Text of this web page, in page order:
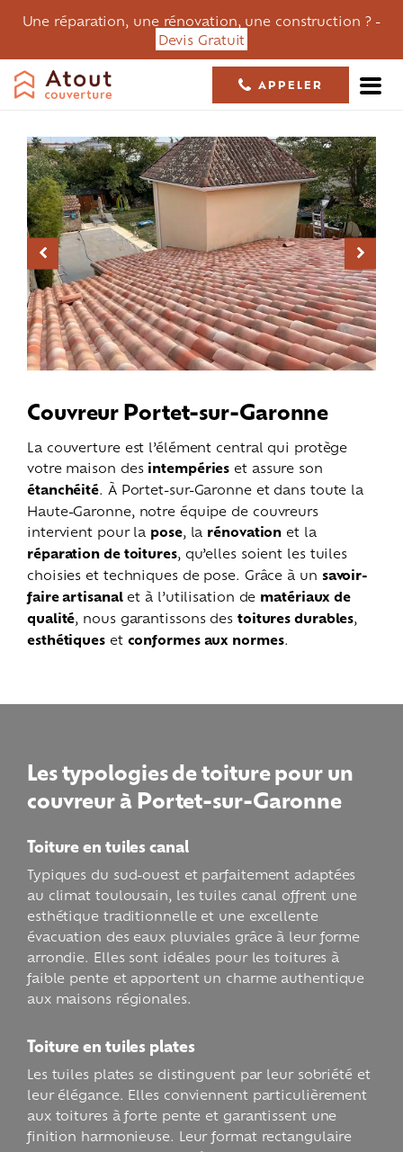
Une réparation, une rénovation, une construction ? -
Devis Gratuit
05 61 36 23 68
APPELER
Couvreur Portet-sur-Garonne
La couverture est l’élément central qui protège
votre maison des intempéries et assure son
étanchéité. À Portet-sur-Garonne et dans toute la
Haute-Garonne, notre équipe de couvreurs
intervient pour la pose, la rénovation et la
réparation de toitures, qu’elles soient les tuiles
choisies et techniques de pose. Grâce à un savoir-
faire artisanalet à l’utilisation de matériaux de
qualité, nous garantissons des toitures durables,
esthétiqueset conformes aux normes.
Les typologies de toiture pour un
couvreur à Portet-sur-Garonne
Toiture en tuiles canal
Typiques du sud-ouest et parfaitement adaptées
au climat toulousain, les tuiles canal offrent une
esthétique traditionnelle et une excellente
évacuation des eaux pluviales grâce à leur forme
arrondie. Elles sont idéales pour les toitures à
faible pente et apportent un charme authentique
aux maisons régionales.
Toiture en tuiles plates
Les tuiles plates se distinguent par leur sobriété et
leur élégance. Elles conviennent particulièrement
aux toitures à forte pente et garantissent une
finition harmonieuse. Leur format rectangulaire